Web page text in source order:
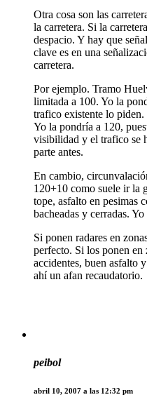
Otra cosa son las
la carretera. Si la
despacio. Y hay que
clave es en una
carretera.
Por ejemplo. Tramo
limitada a 100. Yo la
trafico existente lo
Yo la pondría a 120,
visibilidad y el trafico se
parte antes.
En cambio,
120+10 como suele ir la
tope, asfalto en pesimas
bacheadas y cerradas.
Si ponen radares en
perfecto. Si los ponen
accidentes, buen asfalto
ahí un afan recaudatorio.
peibol
abril 10, 2007 a las 12:32 pm